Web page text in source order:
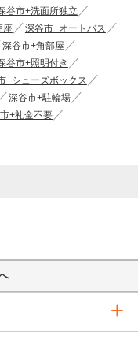
谷市+洗面所独立
座
深谷市+オートバス
深谷市+角部屋
谷市+照明付き
+シューズボックス
深谷市+駐輪場
+礼金不要